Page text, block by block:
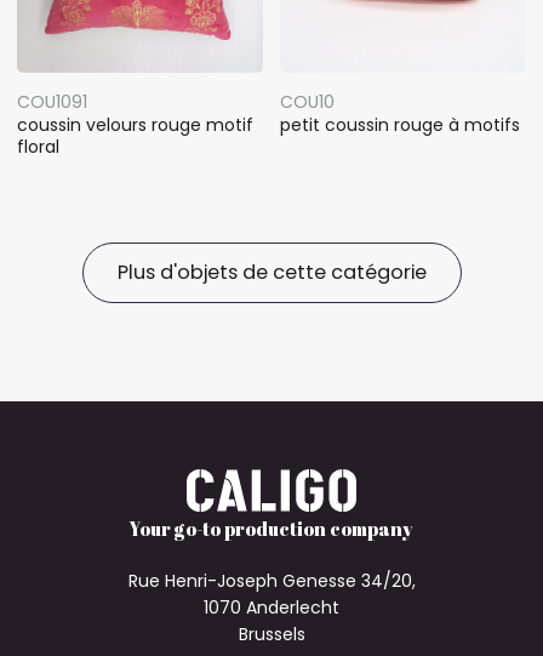
COU1091
coussin velours rouge motif
floral
COU10
petit coussin rouge à motifs
Plus d'objets de cette catégorie
Your go-to production company
Rue Henri-Joseph Genesse 34/20,
1070 Anderlecht
Brussels